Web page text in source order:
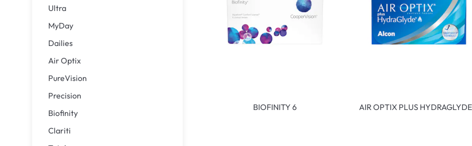
Ultra
MyDay
Dailies
Air Optix
PureVision
Precision
Biofinity
Clariti
BIOFINITY 6 AIR OPTIX PLUS